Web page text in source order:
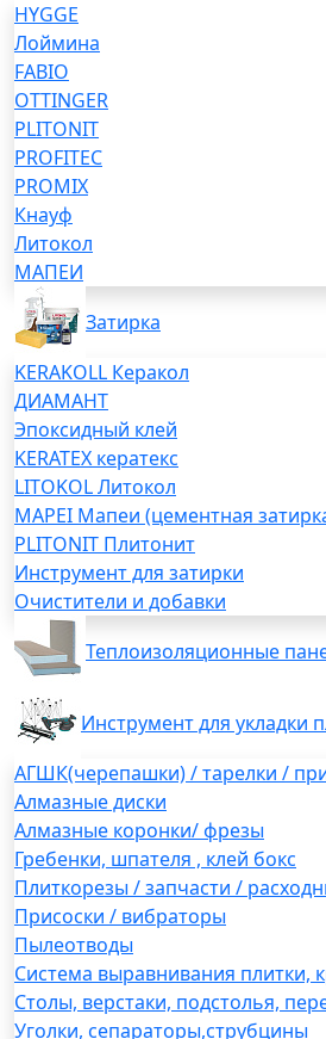
HYGGE
Лоймина
FABIO
OTTINGER
PLITONIT
PROFITEC
PROMIX
Кнауф
Литокол
МАПЕИ
Затирка
KERAKOLL Керакол
ДИАМАНТ
Эпоксидный клей
KERATEX кератекс
LITOKOL Литокол
MAPEI Мапеи (цементная
PLITONIT Плитонит
Инструмент для затирки
Очистители и добавки
Теплоизоляционные
Инструмент для укладки
АГШК(черепашки) / тарелки /
Алмазные диски
Алмазные коронки/ фрезы
Гребенки, шпателя , клей бокс
Плиткорезы / запчасти /
Присоски / вибраторы
Пылеотводы
Система выравнивания плитки,
Столы, верстаки, подстолья,
Уголки, сепараторы,струбцины